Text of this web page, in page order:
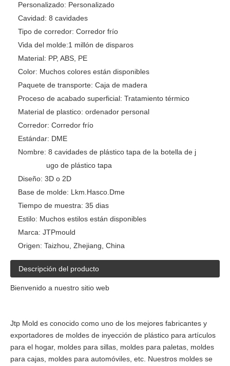
Personalizado: Personalizado
Cavidad: 8 cavidades
Tipo de corredor: Corredor frío
Vida del molde:1 millón de disparos
Material: PP, ABS, PE
Color: Muchos colores están disponibles
Paquete de transporte: Caja de madera
Proceso de acabado superficial: Tratamiento térmico
Material de plastico: ordenador personal
Corredor: Corredor frío
Estándar: DME
Nombre: 8 cavidades de plástico tapa de la botella de j
ugo de plástico tapa
Diseño: 3D o 2D
Base de molde: Lkm.Hasco.Dme
Tiempo de muestra: 35 dias
Estilo: Muchos estilos están disponibles
Marca: JTPmould
Origen: Taizhou, Zhejiang, China
Descripción del producto
Bienvenido a nuestro sitio web
Jtp Mold es conocido como uno de los mejores fabricantes y
exportadores de moldes de inyección de plástico para artículos
para el hogar, moldes para sillas, moldes para paletas, moldes
para cajas, moldes para automóviles, etc. Nuestros moldes se